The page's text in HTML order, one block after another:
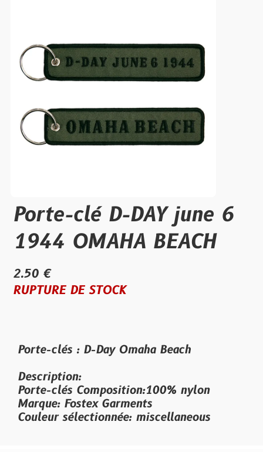
Porte-clé D-DAY june 6
1944 OMAHA BEACH
2.50 €
RUPTURE DE STOCK
Porte-clés : D-Day Omaha Beach
Description:
Porte-clés Composition:100% nylon
Marque: Fostex Garments
Couleur sélectionnée: miscellaneous